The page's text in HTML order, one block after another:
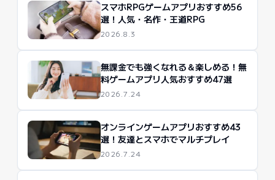
スマホRPGゲームアプリおすすめ56
選！人気・名作・王道RPG
2026.8.3
無課金でも強くなれる＆楽しめる！無
料ゲームアプリ人気おすすめ47選
2026.7.24
オンラインゲームアプリおすすめ43
選！友達とスマホでマルチプレイ
2026.7.24